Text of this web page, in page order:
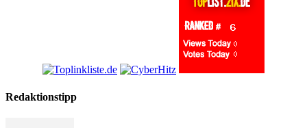
Redaktionstipp